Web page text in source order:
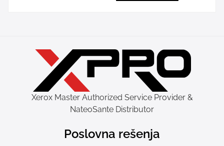
Xerox Master Authorized Service Provider &
NateoSante Distributor
Poslovna rešenja